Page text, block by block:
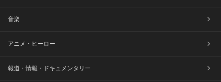
音楽
アニメ・ヒーロー
報道・情報・ドキュメンタリー